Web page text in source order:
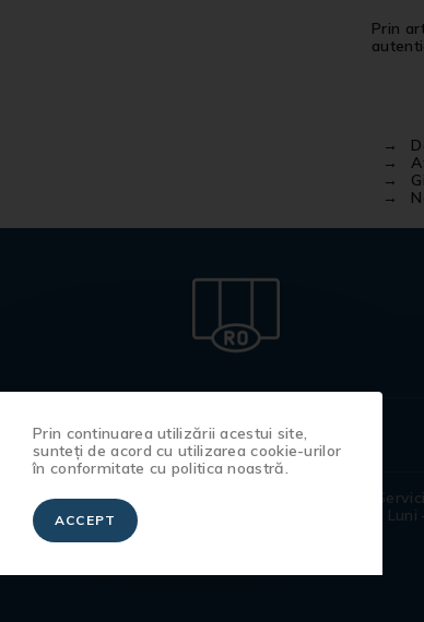
Prin
Produse
100% românești
manufacturate de către artiștii
Luni
Prin continuarea utilizării acestui site,
sunteți de acord cu utilizarea cookie-urilor
în conformitate cu politica noastră.
ACCEPT